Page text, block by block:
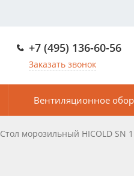
+7 (495) 136-60-56
Заказать звонок
Вентиляционное
Стол морозильный HICOLD SN